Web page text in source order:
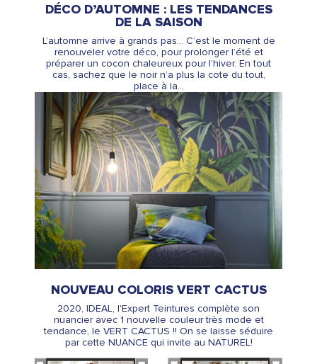
DÉCO D’AUTOMNE : LES TENDANCES
DE LA SAISON
L’automne arrive à grands pas… C’est le moment de
renouveler votre déco, pour prolonger l’été et
préparer un cocon chaleureux pour l’hiver. En tout
cas, sachez que le noir n’a plus la cote du tout,
place à la...
NOUVEAU COLORIS VERT CACTUS
2020, IDEAL, l'Expert Teintures complète son
nuancier avec 1 nouvelle couleur très mode et
tendance, le VERT CACTUS !! On se laisse séduire
par cette NUANCE qui invite au NATUREL!